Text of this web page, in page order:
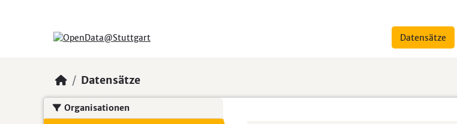
Datensätze
Datensätze
Organisationen